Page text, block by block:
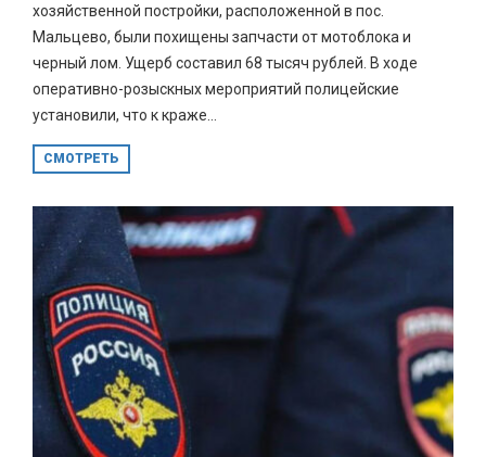
хозяйственной постройки, расположенной в пос.
Мальцево, были похищены запчасти от мотоблока и
черный лом. Ущерб составил 68 тысяч рублей. В ходе
оперативно-розыскных мероприятий полицейские
установили, что к краже...
СМОТРЕТЬ